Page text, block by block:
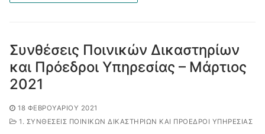
Συνθέσεις Ποινικών Δικαστηρίων
και Πρόεδροι Υπηρεσίας – Μάρτιος
2021
18 ΦΕΒΡΟΥΑΡΊΟΥ 2021
1. ΣΥΝΘΈΣΕΙΣ ΠΟΙΝΙΚΏΝ ΔΙΚΑΣΤΗΡΊΩΝ ΚΑΙ ΠΡΌΕΔΡΟΙ ΥΠΗΡΕΣΊΑΣ